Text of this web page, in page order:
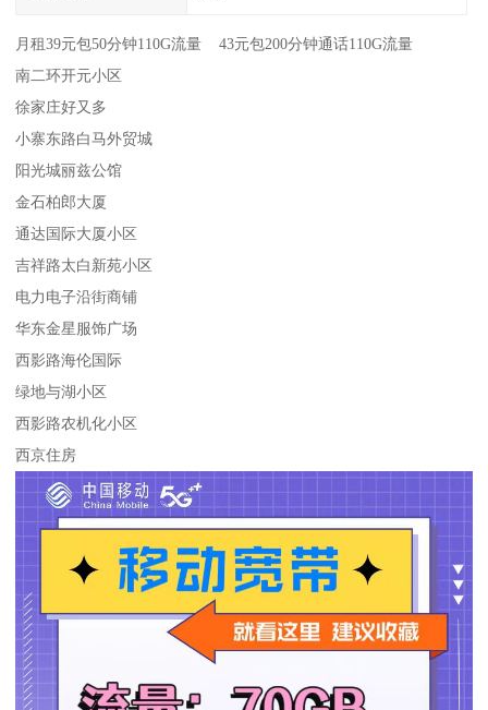
月租39元包50分钟110G流量 43元包200分钟通话110G流量
南二环开元小区
徐家庄好又多
小寨东路白马外贸城
阳光城丽兹公馆
金石柏郎大厦
通达国际大厦小区
吉祥路太白新苑小区
电力电子沿街商铺
华东金星服饰广场
西影路海伦国际
绿地与湖小区
西影路农机化小区
西京住房